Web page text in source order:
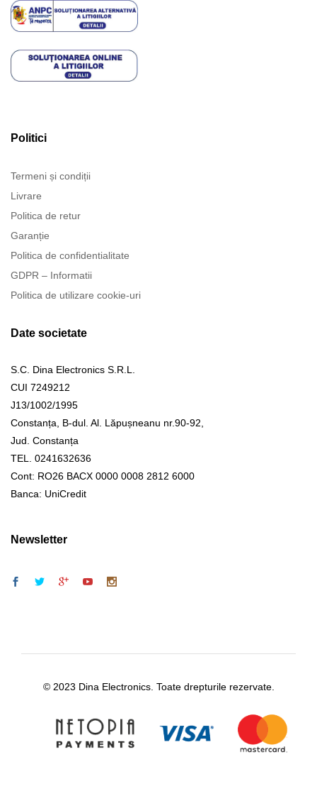
Politici
Termeni și condiții
Livrare
Politica de retur
Garanție
Politica de confidentialitate
GDPR – Informatii
Politica de utilizare cookie-uri
Date societate
S.C. Dina Electronics S.R.L.
CUI 7249212
J13/1002/1995
Constanța, B-dul. Al. Lăpușneanu nr.90-92,
Jud. Constanța
TEL. 0241632636
Cont: RO26 BACX 0000 0008 2812 6000
Banca: UniCredit
Newsletter
© 2023 Dina Electronics. Toate drepturile rezervate.